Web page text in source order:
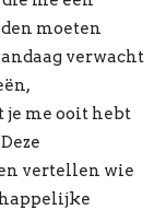
moeten
verwacht
me ooit hebt
vertellen wie